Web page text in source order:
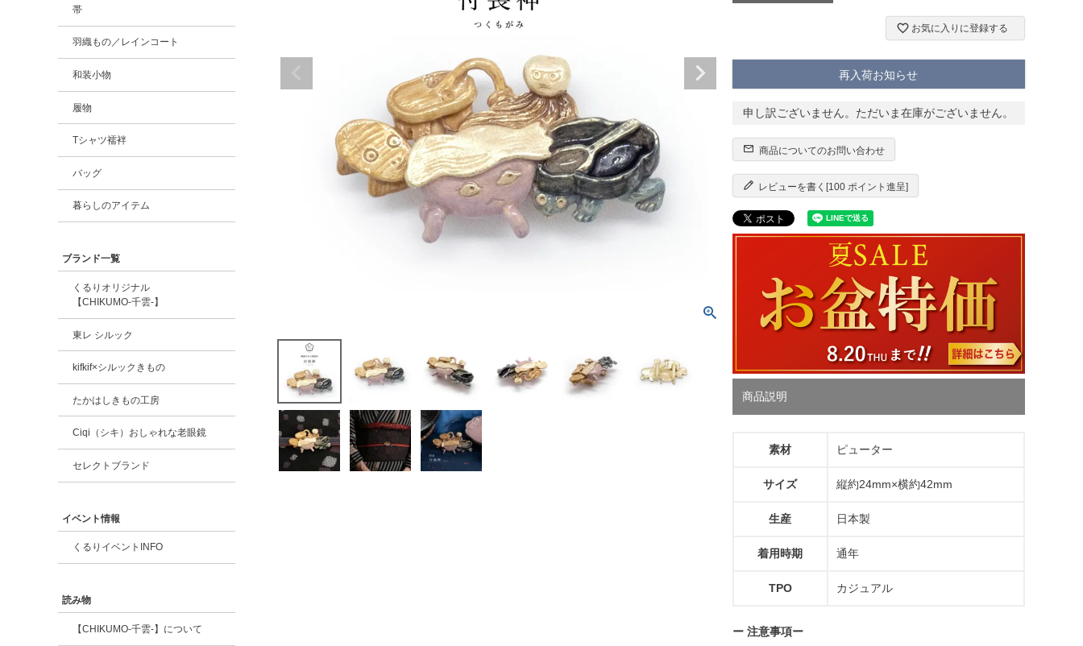
帯
羽織もの／レインコート
和装小物
履物
Tシャツ襦袢
バッグ
暮らしのアイテム
ブランド一覧
くるりオリジナル
【CHIKUMO-千雲-】
東レ シルック
kifkif×シルックきもの
たかはしきもの工房
Ciqi（シキ）おしゃれな老眼鏡
セレクトブランド
イベント情報
くるりイベントINFO
読み物
【CHIKUMO-千雲-】について
お気に入りに登録する
再入荷お知らせ
申し訳ございません。ただいま在庫がございません。
商品についてのお問い合わせ
レビューを書く[100 ポイント進呈]
商品説明
素材 ピューター
サイズ 縦約24mm×横約42mm
生産 日本製
着用時期 通年
TPO カジュアル
ー 注意事項ー